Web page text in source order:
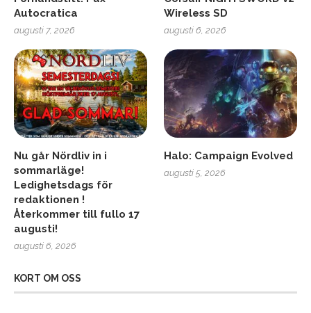
Autocratica
augusti 7, 2026
Wireless SD
augusti 6, 2026
Nu går Nördliv in i
sommarläge!
Ledighetsdags för
redaktionen !
Återkommer till fullo 17
augusti!
augusti 6, 2026
Halo: Campaign Evolved
augusti 5, 2026
KORT OM OSS